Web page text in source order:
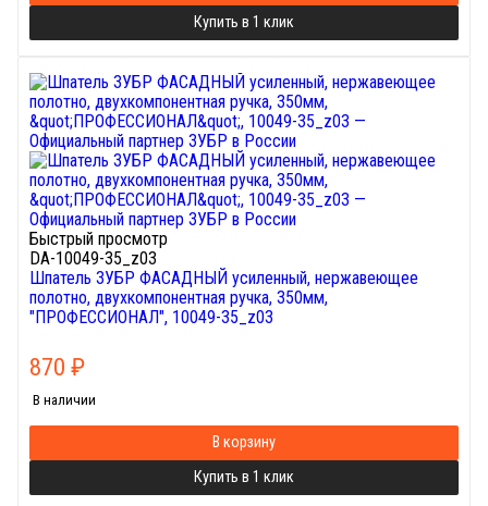
Купить в 1 клик
Быстрый просмотр
DA-10049-35_z03
Шпатель ЗУБР ФАСАДНЫЙ усиленный, нержавеющее
полотно, двухкомпонентная ручка, 350мм,
"ПРОФЕССИОНАЛ", 10049-35_z03
870 ₽
В наличии
В корзину
Купить в 1 клик